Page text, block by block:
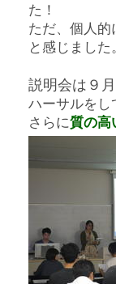
た！
ただ、個人的
と感じました
説明会は９
ハーサルをし
さらに質の高